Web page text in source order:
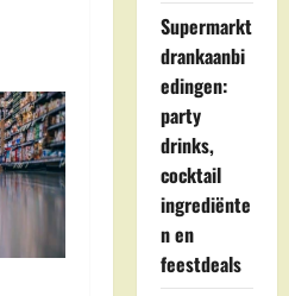
Supermarkt
drankaanbi
edingen:
party
drinks,
cocktail
ingrediënte
n en
feestdeals